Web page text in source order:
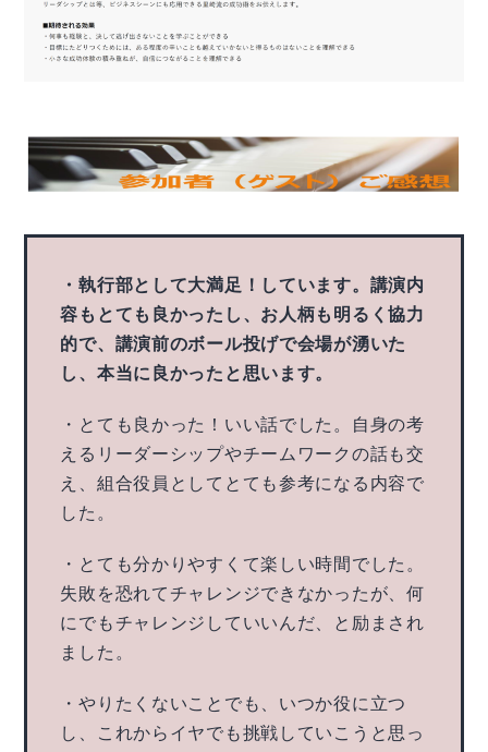
・執行部として大満足！しています。講演内
容もとても良かったし、お人柄も明るく協力
的で、講演前のボール投げで会場が湧いた
し、本当に良かったと思います。
・とても良かった！いい話でした。自身の考
えるリーダーシップやチームワークの話も交
え、組合役員としてとても参考になる内容で
した。
・とても分かりやすくて楽しい時間でした。
失敗を恐れてチャレンジできなかったが、何
にでもチャレンジしていいんだ、と励まされ
ました。
・やりたくないことでも、いつか役に立つ
し、これからイヤでも挑戦していこうと思っ